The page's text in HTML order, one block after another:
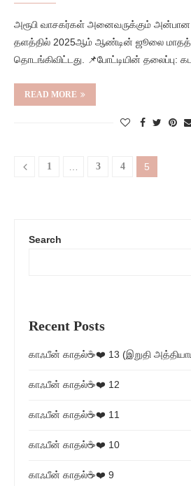
அரூபி வாசகர்கள் அனைவருக்கும்
தளத்தில் 2025ஆம் ஆண்டின் ஜூலை
தொடங்கிவிட்டது. 📌போட்டியின் தலைப்பு:
READ MORE
1 3 4 5
Search
Recent Posts
காஃபீன் காதல்☕❤️ 13 (இறுதி
காஃபீன் காதல்☕❤️ 12
காஃபீன் காதல்☕❤️ 11
காஃபீன் காதல்☕❤️ 10
காஃபீன் காதல்☕❤️ 9